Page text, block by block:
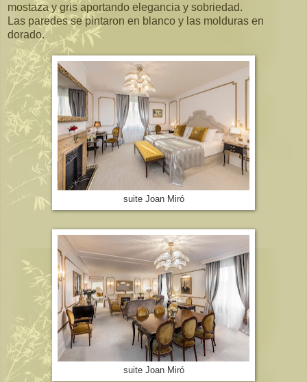
mostaza y gris aportando elegancia y sobriedad.
Las paredes se pintaron en blanco y las molduras en
dorado.
suite Joan Miró
suite Joan Miró